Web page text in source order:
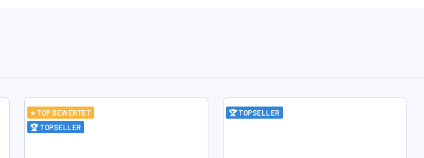
⭐ TOP BEWERTET
🏆 TOPSELLER
🏆 TOPSELLER